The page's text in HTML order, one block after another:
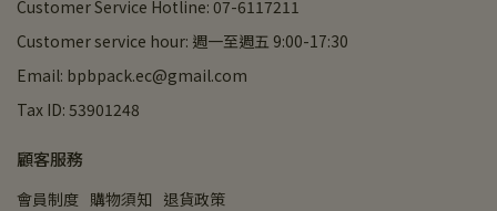
Customer Service Hotline: 07-6117211
Customer service hour: 週一至週五 9:00-17:30
Email: bpbpack.ec@gmail.com
Tax ID: 53901248
顧客服務
會員制度 購物須知 退貨政策